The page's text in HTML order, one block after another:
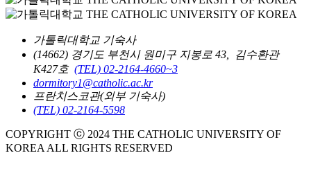
가톨릭대학교 기숙사
(14662) 경기도 부천시 원미구 지봉로 43, 김수환관
K427호 (TEL) 02-2164-4660~3
dormitory1@catholic.ac.kr
프란치스코관(외부 기숙사)
(TEL) 02-2164-5598
COPYRIGHT ⓒ 2024 THE CATHOLIC UNIVERSITY OF
KOREA ALL RIGHTS RESERVED